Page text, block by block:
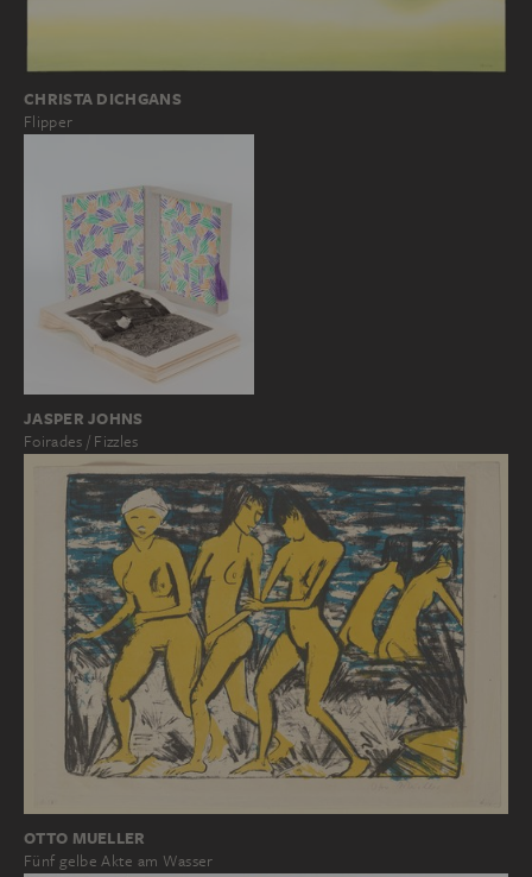
CHRISTA DICHGANS
Flipper
JASPER JOHNS
Foirades / Fizzles
OTTO MUELLER
Fünf gelbe Akte am Wasser